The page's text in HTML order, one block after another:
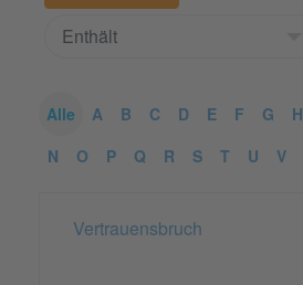
Alle A B C D E F G H
N
O P Q R S T U V
Vertrauensbruch